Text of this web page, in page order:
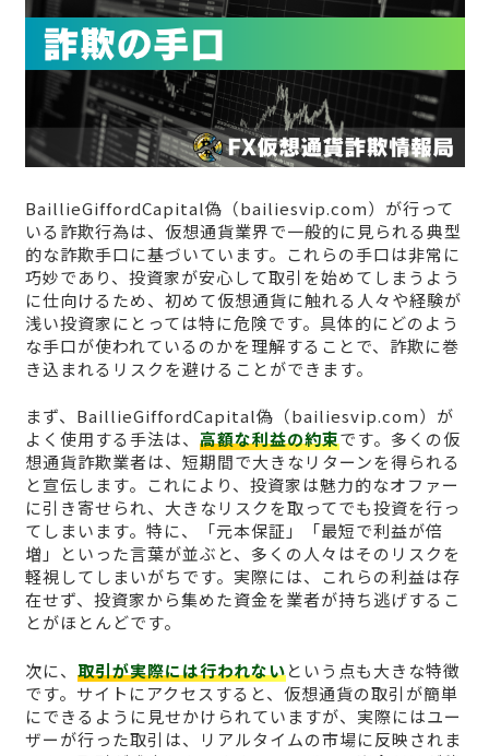
BaillieGiffordCapital偽（bailiesvip.com）が行って
いる詐欺行為は、仮想通貨業界で一般的に見られる典型
的な詐欺手口に基づいています。これらの手口は非常に
巧妙であり、投資家が安心して取引を始めてしまうよう
に仕向けるため、初めて仮想通貨に触れる人々や経験が
浅い投資家にとっては特に危険です。具体的にどのよう
な手口が使われているのかを理解することで、詐欺に巻
き込まれるリスクを避けることができます。
まず、BaillieGiffordCapital偽（bailiesvip.com）が
よく使用する手法は、 高額な利益の約束です。多くの仮
想通貨詐欺業者は、短期間で大きなリターンを得られる
と宣伝します。これにより、投資家は魅力的なオファー
に引き寄せられ、大きなリスクを取ってでも投資を行っ
てしまいます。特に、「元本保証」「最短で利益が倍
増」といった言葉が並ぶと、多くの人々はそのリスクを
軽視してしまいがちです。実際には、これらの利益は存
在せず、投資家から集めた資金を業者が持ち逃げするこ
とがほとんどです。
次に、 取引が実際には行われないという点も大きな特徴
です。サイトにアクセスすると、仮想通貨の取引が簡単
にできるように見せかけられていますが、実際にはユー
ザーが行った取引は、リアルタイムの市場に反映されま